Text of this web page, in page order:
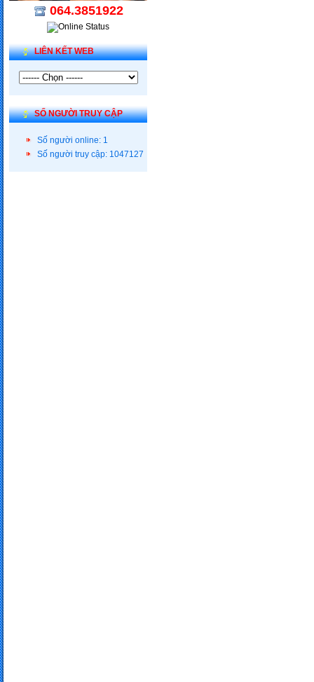
064.3851922
LIÊN KẾT WEB
SỐ NGƯỜI TRUY CẬP
Số người online: 1
Số người truy cập: 1047127